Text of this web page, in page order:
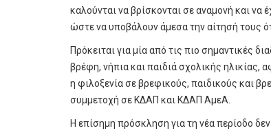
καλούνται να βρίσκονται σε αναμονή και να
ώστε να υποβάλουν άμεσα την αίτησή τους
Πρόκειται για μία από τις πιο σημαντικές
βρέφη, νήπια και παιδιά σχολικής
η φιλοξενία σε βρεφικούς, παιδικούς και
συμμετοχή σε ΚΔΑΠ και ΚΔΑΠ ΑμεΑ.
Η επίσημη πρόσκληση για τη νέα περίοδο